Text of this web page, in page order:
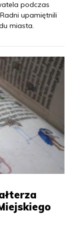
podczas
upamiętnili
miasta.